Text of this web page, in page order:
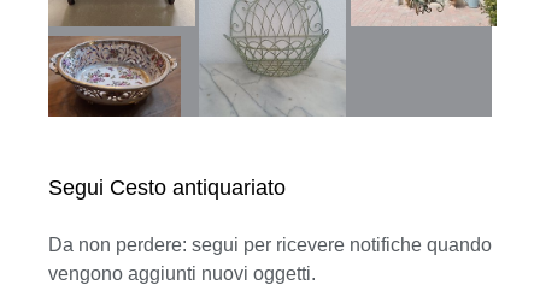
Segui Cesto antiquariato
Da non perdere: segui per ricevere notifiche quando
vengono aggiunti nuovi oggetti.